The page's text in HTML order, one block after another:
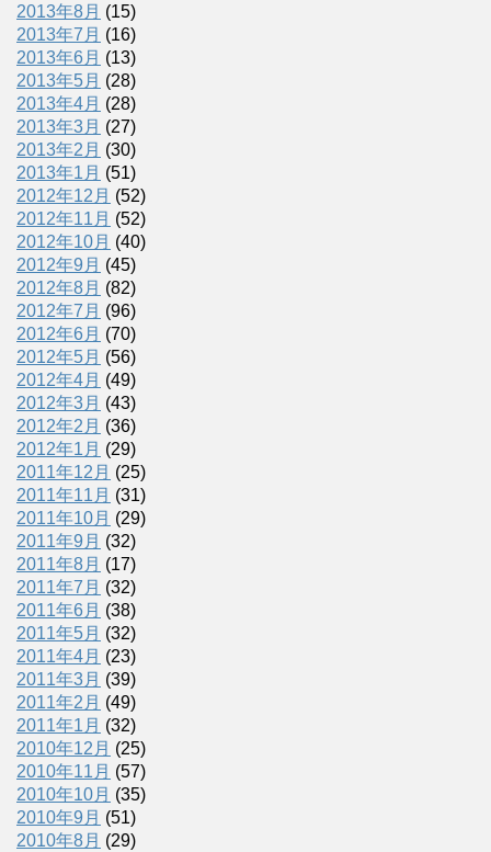
2013年8月 (15)
2013年7月 (16)
2013年6月 (13)
2013年5月 (28)
2013年4月 (28)
2013年3月 (27)
2013年2月 (30)
2013年1月 (51)
2012年12月 (52)
2012年11月 (52)
2012年10月 (40)
2012年9月 (45)
2012年8月 (82)
2012年7月 (96)
2012年6月 (70)
2012年5月 (56)
2012年4月 (49)
2012年3月 (43)
2012年2月 (36)
2012年1月 (29)
2011年12月 (25)
2011年11月 (31)
2011年10月 (29)
2011年9月 (32)
2011年8月 (17)
2011年7月 (32)
2011年6月 (38)
2011年5月 (32)
2011年4月 (23)
2011年3月 (39)
2011年2月 (49)
2011年1月 (32)
2010年12月 (25)
2010年11月 (57)
2010年10月 (35)
2010年9月 (51)
2010年8月 (29)